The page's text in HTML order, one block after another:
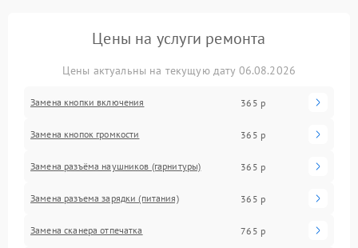
Цены на услуги ремонта
Цены актуальны на текущую дату 06.08.2026
Замена кнопки включения 365 р
Замена кнопок громкости 365 р
Замена разъёма наушников (гарнитуры) 365 р
Замена разъема зарядки (питания) 365 р
Замена сканера отпечатка 765 р